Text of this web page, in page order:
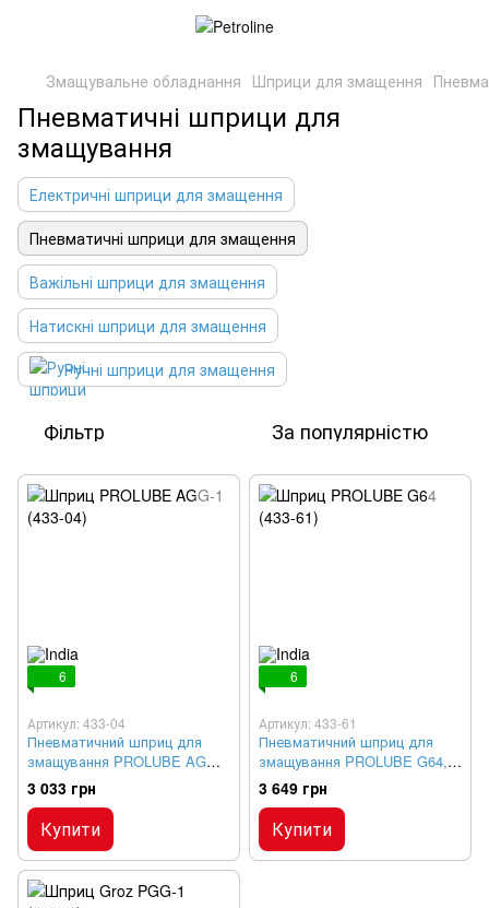
Змащувальне обладнання Шприци для змащення
Пневматичні шприци для
змащування
Електричні шприци для змащення
Пневматичні шприци для змащення
Важільні шприци для змащення
Натискні шприци для змащення
Ручні шприци для змащення
Фільтр За популярністю
6
Артикул: 433-04
Пневматичний шприц для
змащування PROLUBE AGG-
1, безперервна подача
3 033 грн
Купити
6
Артикул: 433-61
Пневматичний шприц для
змащування PROLUBE G64,
413 бар
3 649 грн
Купити